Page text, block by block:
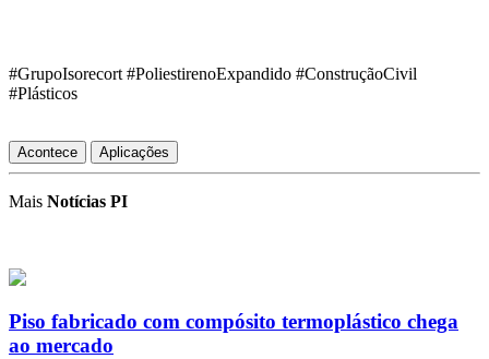
#GrupoIsorecort #PoliestirenoExpandido #ConstruçãoCivil
#Plásticos
Acontece Aplicações
Mais Notícias PI
Piso fabricado com compósito termoplástico chega
ao mercado